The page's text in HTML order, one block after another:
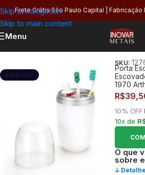
Skip to navigation
Skip to main content
Frete Grátis São Paulo Capital | Fabricação
Menu
SOLD OUT
SKU:
Porta
1970
R$
10% OFF
10x de
O que
sobre
🡣